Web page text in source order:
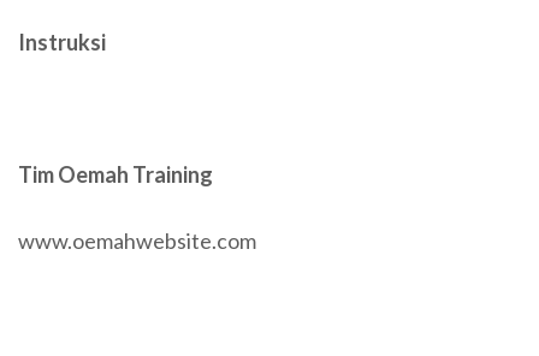
Instruksi
Tim Oemah Training
www.oemahwebsite.com